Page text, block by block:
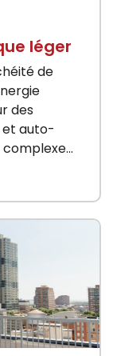
léger
de
des
et auto-
complexe